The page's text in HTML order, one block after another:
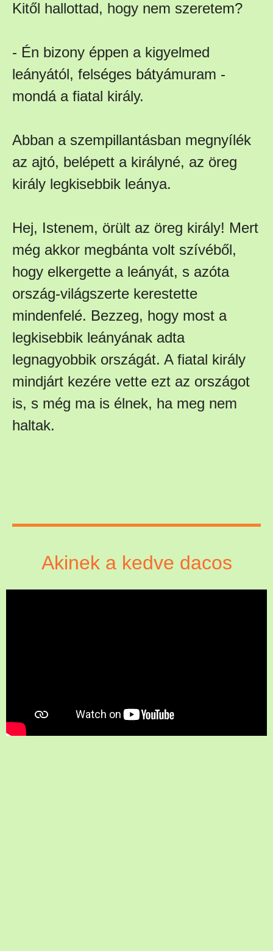
Kitől hallottad, hogy nem szeretem?
- Én bizony éppen a kigyelmed
leányától, felséges bátyámuram -
mondá a fiatal király.
Abban a szempillantásban megnyílék
az ajtó, belépett a királyné, az öreg
király legkisebbik leánya.
Hej, Istenem, örült az öreg király! Mert
még akkor megbánta volt szívéből,
hogy elkergette a leányát, s azóta
ország-világszerte kerestette
mindenfelé. Bezzeg, hogy most a
legkisebbik leányának adta
legnagyobbik országát. A fiatal király
mindjárt kezére vette ezt az országot
is, s még ma is élnek, ha meg nem
haltak.
Akinek a kedve dacos